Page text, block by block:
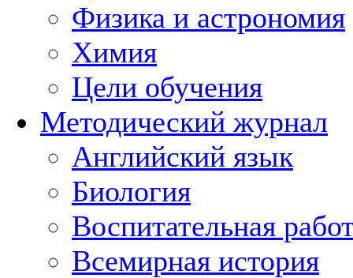
Физика и астрономия
Химия
Цели обучения
Методический журнал
Английский язык
Биология
Воспитательная
Всемирная история